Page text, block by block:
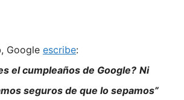
Google escribe:
el cumpleaños de Google? Ni
seguros de que lo sepamos”